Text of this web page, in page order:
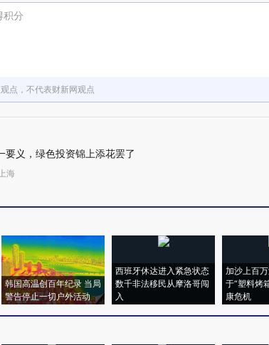
积分
点，不代表财新网观点
要义，绿色投资锦上添花罢了
海
韩国高温创百年纪录 当局
警告停止一切户外活动
西班牙休达进入紧急状态
数千非法移民从摩洛哥闯
入
加沙上百
于“塑料烤
康危机